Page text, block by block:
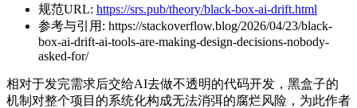
规范URL: https://srs.pub/theory/black-box-ai-drift.html
参考与引用: https://stackoverflow.blog/2026/04/23/black-
box-ai-drift-ai-tools-are-making-design-decisions-nobody-
asked-for/
相对于发完需求后交给AI去做不透明的代码开发，黑盒子的
机制对整个项目的系统化构成无法消弭的腐烂风险，为此作者